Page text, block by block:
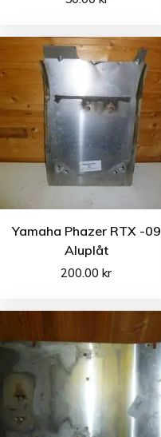
Yamaha Phazer RTX -09
Aluplåt
200.00kr